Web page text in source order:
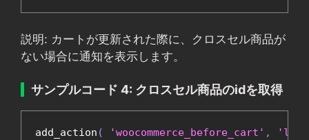
説明: カートが更新された際に、クロスセル商品が
ない場合に通知を表示します。
サンプルコード 4: クロスセル商品のidを取得
add_action ( 'woocommerce_before_cart' ,